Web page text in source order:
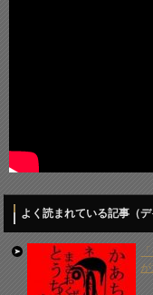
よく読まれている記事（デ